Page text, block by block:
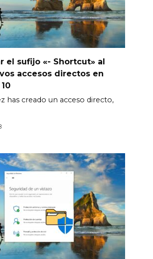
el sufijo «- Shortcut» al
accesos directos en
has creado un acceso directo,